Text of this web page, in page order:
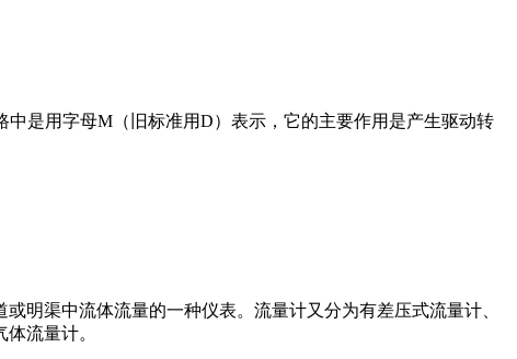
中是用字母M（旧标准用D）表示，它的主要作用是产生驱动转
明渠中流体流量的一种仪表。流量计又分为有差压式流量计、
流量计。